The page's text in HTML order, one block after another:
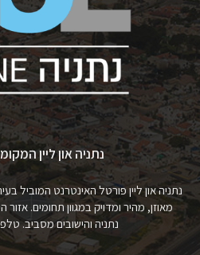
נתניה און ליין
נתניה און ליין פורטל האינטרנט המוביל
מאוזן, מהיר ומדויק במגוון תחומים.
נתניה והישובים מסביב. טלפון: 050-